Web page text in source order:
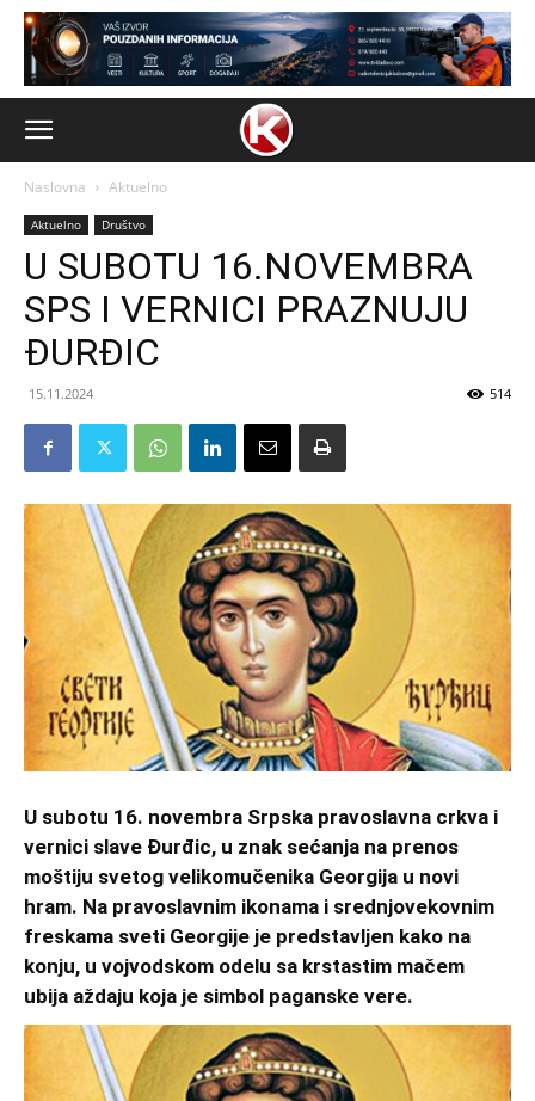
Naslovna Aktuelno
Aktuelno Društvo
U SUBOTU 16.NOVEMBRA
SPS I VERNICI PRAZNUJU
ĐURĐIC
15.11.2024 514
U subotu 16. novembra Srpska pravoslavna crkva i
vernici slave Đurđic, u znak sećanja na prenos
moštiju svetog velikomučenika Georgija u novi
hram. Na pravoslavnim ikonama i srednjovekovnim
freskama sveti Georgije je predstavljen kako na
konju, u vojvodskom odelu sa krstastim mačem
ubija aždaju koja je simbol paganske vere.